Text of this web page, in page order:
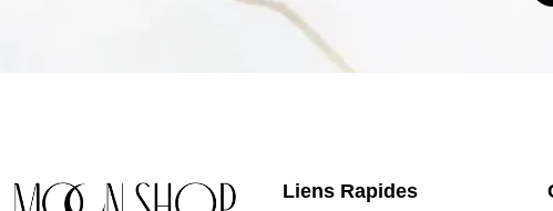
Liens Rapides